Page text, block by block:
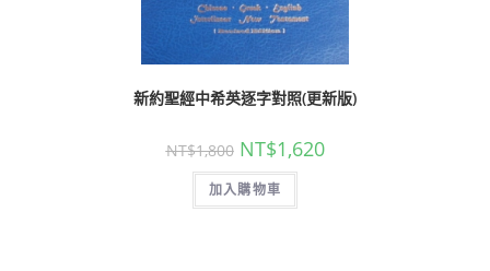
新約聖經中希英逐字對照(更新版)
NT$1,800 NT$1,620
加入購物車